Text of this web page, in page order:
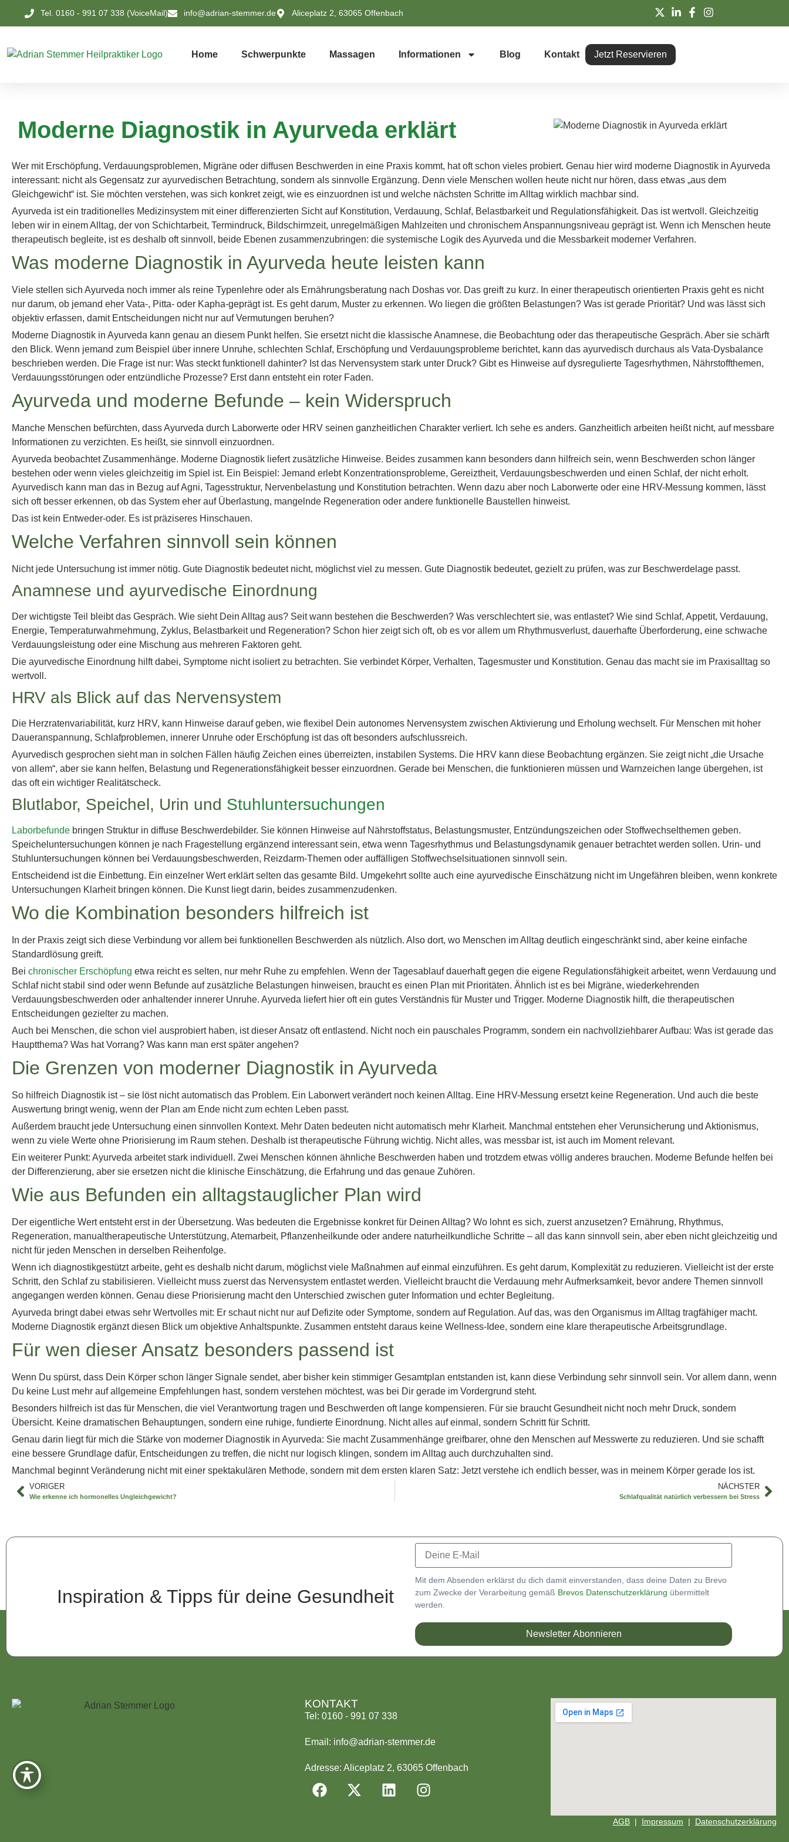
Tel. 0160 - 991 07 338 (VoiceMail) info@adrian-stemmer.de Aliceplatz 2, 63065 Offenbach
Home Schwerpunkte Massagen Informationen Blog Kontakt Jetzt Reservieren
Moderne Diagnostik in Ayurveda erklärt
Wer mit Erschöpfung, Verdauungsproblemen, Migräne oder diffusen Beschwerden in eine Praxis kommt, hat oft schon vieles probiert. Genau hier wird moderne Diagnostik in Ayurveda
interessant: nicht als Gegensatz zur ayurvedischen Betrachtung, sondern als sinnvolle Ergänzung. Denn viele Menschen wollen heute nicht nur hören, dass etwas „aus dem
Gleichgewicht“ ist. Sie möchten verstehen, was sich konkret zeigt, wie es einzuordnen ist und welche nächsten Schritte im Alltag wirklich machbar sind.
Ayurveda ist ein traditionelles Medizinsystem mit einer differenzierten Sicht auf Konstitution, Verdauung, Schlaf, Belastbarkeit und Regulationsfähigkeit. Das ist wertvoll. Gleichzeitig
leben wir in einem Alltag, der von Schichtarbeit, Termindruck, Bildschirmzeit, unregelmäßigen Mahlzeiten und chronischem Anspannungsniveau geprägt ist. Wenn ich Menschen heute
therapeutisch begleite, ist es deshalb oft sinnvoll, beide Ebenen zusammenzubringen: die systemische Logik des Ayurveda und die Messbarkeit moderner Verfahren.
Was moderne Diagnostik in Ayurveda heute leisten kann
Viele stellen sich Ayurveda noch immer als reine Typenlehre oder als Ernährungsberatung nach Doshas vor. Das greift zu kurz. In einer therapeutisch orientierten Praxis geht es nicht
nur darum, ob jemand eher Vata-, Pitta- oder Kapha-geprägt ist. Es geht darum, Muster zu erkennen. Wo liegen die größten Belastungen? Was ist gerade Priorität? Und was lässt sich
objektiv erfassen, damit Entscheidungen nicht nur auf Vermutungen beruhen?
Moderne Diagnostik in Ayurveda kann genau an diesem Punkt helfen. Sie ersetzt nicht die klassische Anamnese, die Beobachtung oder das therapeutische Gespräch. Aber sie schärft
den Blick. Wenn jemand zum Beispiel über innere Unruhe, schlechten Schlaf, Erschöpfung und Verdauungsprobleme berichtet, kann das ayurvedisch durchaus als Vata-Dysbalance
beschrieben werden. Die Frage ist nur: Was steckt funktionell dahinter? Ist das Nervensystem stark unter Druck? Gibt es Hinweise auf dysregulierte Tagesrhythmen, Nährstoffthemen,
Verdauungsstörungen oder entzündliche Prozesse? Erst dann entsteht ein roter Faden.
Ayurveda und moderne Befunde – kein Widerspruch
Manche Menschen befürchten, dass Ayurveda durch Laborwerte oder HRV seinen ganzheitlichen Charakter verliert. Ich sehe es anders. Ganzheitlich arbeiten heißt nicht, auf messbare
Informationen zu verzichten. Es heißt, sie sinnvoll einzuordnen.
Ayurveda beobachtet Zusammenhänge. Moderne Diagnostik liefert zusätzliche Hinweise. Beides zusammen kann besonders dann hilfreich sein, wenn Beschwerden schon länger
bestehen oder wenn vieles gleichzeitig im Spiel ist. Ein Beispiel: Jemand erlebt Konzentrationsprobleme, Gereiztheit, Verdauungsbeschwerden und einen Schlaf, der nicht erholt.
Ayurvedisch kann man das in Bezug auf Agni, Tagesstruktur, Nervenbelastung und Konstitution betrachten. Wenn dazu aber noch Laborwerte oder eine HRV-Messung kommen, lässt
sich oft besser erkennen, ob das System eher auf Überlastung, mangelnde Regeneration oder andere funktionelle Baustellen hinweist.
Das ist kein Entweder-oder. Es ist präziseres Hinschauen.
Welche Verfahren sinnvoll sein können
Nicht jede Untersuchung ist immer nötig. Gute Diagnostik bedeutet nicht, möglichst viel zu messen. Gute Diagnostik bedeutet, gezielt zu prüfen, was zur Beschwerdelage passt.
Anamnese und ayurvedische Einordnung
Der wichtigste Teil bleibt das Gespräch. Wie sieht Dein Alltag aus? Seit wann bestehen die Beschwerden? Was verschlechtert sie, was entlastet? Wie sind Schlaf, Appetit, Verdauung,
Energie, Temperaturwahrnehmung, Zyklus, Belastbarkeit und Regeneration? Schon hier zeigt sich oft, ob es vor allem um Rhythmusverlust, dauerhafte Überforderung, eine schwache
Verdauungsleistung oder eine Mischung aus mehreren Faktoren geht.
Die ayurvedische Einordnung hilft dabei, Symptome nicht isoliert zu betrachten. Sie verbindet Körper, Verhalten, Tagesmuster und Konstitution. Genau das macht sie im Praxisalltag so
wertvoll.
HRV als Blick auf das Nervensystem
Die Herzratenvariabilität, kurz HRV, kann Hinweise darauf geben, wie flexibel Dein autonomes Nervensystem zwischen Aktivierung und Erholung wechselt. Für Menschen mit hoher
Daueranspannung, Schlafproblemen, innerer Unruhe oder Erschöpfung ist das oft besonders aufschlussreich.
Ayurvedisch gesprochen sieht man in solchen Fällen häufig Zeichen eines überreizten, instabilen Systems. Die HRV kann diese Beobachtung ergänzen. Sie zeigt nicht „die Ursache
von allem“, aber sie kann helfen, Belastung und Regenerationsfähigkeit besser einzuordnen. Gerade bei Menschen, die funktionieren müssen und Warnzeichen lange übergehen, ist
das oft ein wichtiger Realitätscheck.
Blutlabor, Speichel, Urin und Stuhluntersuchungen
Laborbefunde bringen Struktur in diffuse Beschwerdebilder. Sie können Hinweise auf Nährstoffstatus, Belastungsmuster, Entzündungszeichen oder Stoffwechselthemen geben.
Speicheluntersuchungen können je nach Fragestellung ergänzend interessant sein, etwa wenn Tagesrhythmus und Belastungsdynamik genauer betrachtet werden sollen. Urin- und
Stuhluntersuchungen können bei Verdauungsbeschwerden, Reizdarm-Themen oder auffälligen Stoffwechselsituationen sinnvoll sein.
Entscheidend ist die Einbettung. Ein einzelner Wert erklärt selten das gesamte Bild. Umgekehrt sollte auch eine ayurvedische Einschätzung nicht im Ungefähren bleiben, wenn konkrete
Untersuchungen Klarheit bringen können. Die Kunst liegt darin, beides zusammenzudenken.
Wo die Kombination besonders hilfreich ist
In der Praxis zeigt sich diese Verbindung vor allem bei funktionellen Beschwerden als nützlich. Also dort, wo Menschen im Alltag deutlich eingeschränkt sind, aber keine einfache
Standardlösung greift.
Bei chronischer Erschöpfung etwa reicht es selten, nur mehr Ruhe zu empfehlen. Wenn der Tagesablauf dauerhaft gegen die eigene Regulationsfähigkeit arbeitet, wenn Verdauung und
Schlaf nicht stabil sind oder wenn Befunde auf zusätzliche Belastungen hinweisen, braucht es einen Plan mit Prioritäten. Ähnlich ist es bei Migräne, wiederkehrenden
Verdauungsbeschwerden oder anhaltender innerer Unruhe. Ayurveda liefert hier oft ein gutes Verständnis für Muster und Trigger. Moderne Diagnostik hilft, die therapeutischen
Entscheidungen gezielter zu machen.
Auch bei Menschen, die schon viel ausprobiert haben, ist dieser Ansatz oft entlastend. Nicht noch ein pauschales Programm, sondern ein nachvollziehbarer Aufbau: Was ist gerade das
Hauptthema? Was hat Vorrang? Was kann man erst später angehen?
Die Grenzen von moderner Diagnostik in Ayurveda
So hilfreich Diagnostik ist – sie löst nicht automatisch das Problem. Ein Laborwert verändert noch keinen Alltag. Eine HRV-Messung ersetzt keine Regeneration. Und auch die beste
Auswertung bringt wenig, wenn der Plan am Ende nicht zum echten Leben passt.
Außerdem braucht jede Untersuchung einen sinnvollen Kontext. Mehr Daten bedeuten nicht automatisch mehr Klarheit. Manchmal entstehen eher Verunsicherung und Aktionismus,
wenn zu viele Werte ohne Priorisierung im Raum stehen. Deshalb ist therapeutische Führung wichtig. Nicht alles, was messbar ist, ist auch im Moment relevant.
Ein weiterer Punkt: Ayurveda arbeitet stark individuell. Zwei Menschen können ähnliche Beschwerden haben und trotzdem etwas völlig anderes brauchen. Moderne Befunde helfen bei
der Differenzierung, aber sie ersetzen nicht die klinische Einschätzung, die Erfahrung und das genaue Zuhören.
Wie aus Befunden ein alltagstauglicher Plan wird
Der eigentliche Wert entsteht erst in der Übersetzung. Was bedeuten die Ergebnisse konkret für Deinen Alltag? Wo lohnt es sich, zuerst anzusetzen? Ernährung, Rhythmus,
Regeneration, manualtherapeutische Unterstützung, Atemarbeit, Pflanzenheilkunde oder andere naturheilkundliche Schritte – all das kann sinnvoll sein, aber eben nicht gleichzeitig und
nicht für jeden Menschen in derselben Reihenfolge.
Wenn ich diagnostikgestützt arbeite, geht es deshalb nicht darum, möglichst viele Maßnahmen auf einmal einzuführen. Es geht darum, Komplexität zu reduzieren. Vielleicht ist der erste
Schritt, den Schlaf zu stabilisieren. Vielleicht muss zuerst das Nervensystem entlastet werden. Vielleicht braucht die Verdauung mehr Aufmerksamkeit, bevor andere Themen sinnvoll
angegangen werden können. Genau diese Priorisierung macht den Unterschied zwischen guter Information und echter Begleitung.
Ayurveda bringt dabei etwas sehr Wertvolles mit: Er schaut nicht nur auf Defizite oder Symptome, sondern auf Regulation. Auf das, was den Organismus im Alltag tragfähiger macht.
Moderne Diagnostik ergänzt diesen Blick um objektive Anhaltspunkte. Zusammen entsteht daraus keine Wellness-Idee, sondern eine klare therapeutische Arbeitsgrundlage.
Für wen dieser Ansatz besonders passend ist
Wenn Du spürst, dass Dein Körper schon länger Signale sendet, aber bisher kein stimmiger Gesamtplan entstanden ist, kann diese Verbindung sehr sinnvoll sein. Vor allem dann, wenn
Du keine Lust mehr auf allgemeine Empfehlungen hast, sondern verstehen möchtest, was bei Dir gerade im Vordergrund steht.
Besonders hilfreich ist das für Menschen, die viel Verantwortung tragen und Beschwerden oft lange kompensieren. Für sie braucht Gesundheit nicht noch mehr Druck, sondern
Übersicht. Keine dramatischen Behauptungen, sondern eine ruhige, fundierte Einordnung. Nicht alles auf einmal, sondern Schritt für Schritt.
Genau darin liegt für mich die Stärke von moderner Diagnostik in Ayurveda: Sie macht Zusammenhänge greifbarer, ohne den Menschen auf Messwerte zu reduzieren. Und sie schafft
eine bessere Grundlage dafür, Entscheidungen zu treffen, die nicht nur logisch klingen, sondern im Alltag auch durchzuhalten sind.
Manchmal beginnt Veränderung nicht mit einer spektakulären Methode, sondern mit dem ersten klaren Satz: Jetzt verstehe ich endlich besser, was in meinem Körper gerade los ist.
VORIGER
Wie erkenne ich hormonelles Ungleichgewicht?
NÄCHSTER
Schlafqualität natürlich verbessern bei Stress
Inspiration & Tipps für deine Gesundheit
Mit dem Absenden erklärst du dich damit einverstanden, dass deine Daten zu Brevo
zum Zwecke der Verarbeitung gemäß Brevos Datenschutzerklärung übermittelt
werden.
Newsletter Abonnieren
KONTAKT
Tel: 0160 - 991 07 338
Email: info@adrian-stemmer.de
Adresse: Aliceplatz 2, 63065 Offenbach
AGB | Impressum | Datenschutzerklärung